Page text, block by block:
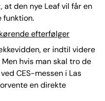
den nye Leaf vil får en
funktion.
efterfølger
er indtil videre
hvis man skal tro de
CES-messen i Las
en direkte